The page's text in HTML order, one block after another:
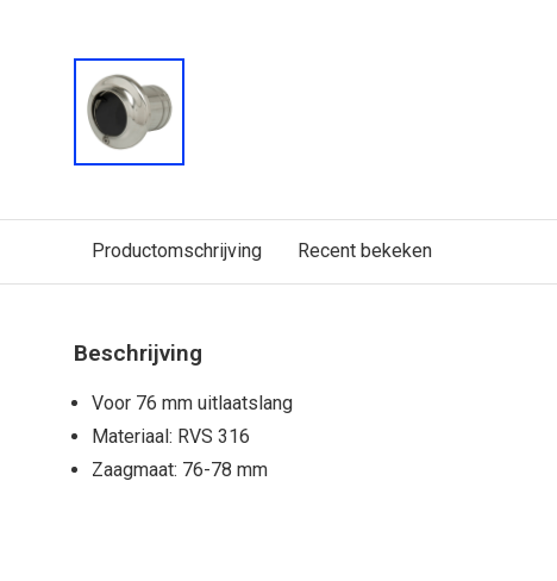
Productomschrijving Recent bekeken
Beschrijving
Voor 76 mm uitlaatslang
Materiaal: RVS 316
Zaagmaat: 76-78 mm